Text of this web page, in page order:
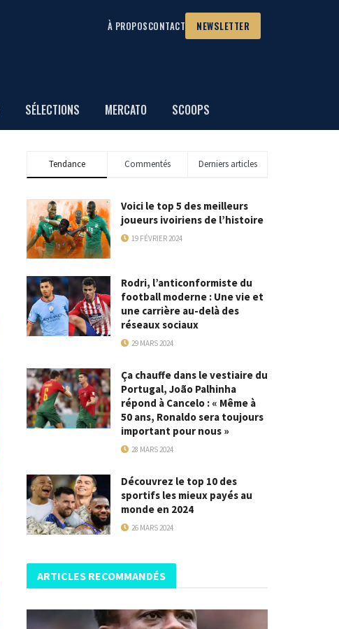
À PROPOSCONTACT NEWSLETTER
SÉLECTIONS MERCATO SCOOPS
Tendance Commentés Derniers articles
Voici le top 5 des meilleurs
joueurs ivoiriens de l’histoire
19 FÉVRIER 2024
Rodri, l’anticonformiste du
football moderne : Une vie et
une carrière au-delà des
réseaux sociaux
29 MARS 2024
Ça chauffe dans le vestiaire du
Portugal, João Palhinha
répond à Cancelo : « Même à
50 ans, Ronaldo sera toujours
important pour nous »
28 MARS 2024
Découvrez le top 10 des
sportifs les mieux payés au
monde en 2024
26 MARS 2024
ARTICLES RECOMMANDÉS